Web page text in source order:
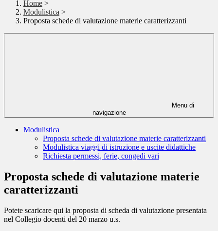
Home >
Modulistica >
Proposta schede di valutazione materie caratterizzanti
Menu di
navigazione
Modulistica
Proposta schede di valutazione materie caratterizzanti
Modulistica viaggi di istruzione e uscite didattiche
Richiesta permessi, ferie, congedi vari
Proposta schede di valutazione materie
caratterizzanti
Potete scaricare qui la proposta di scheda di valutazione presentata
nel Collegio docenti del 20 marzo u.s.